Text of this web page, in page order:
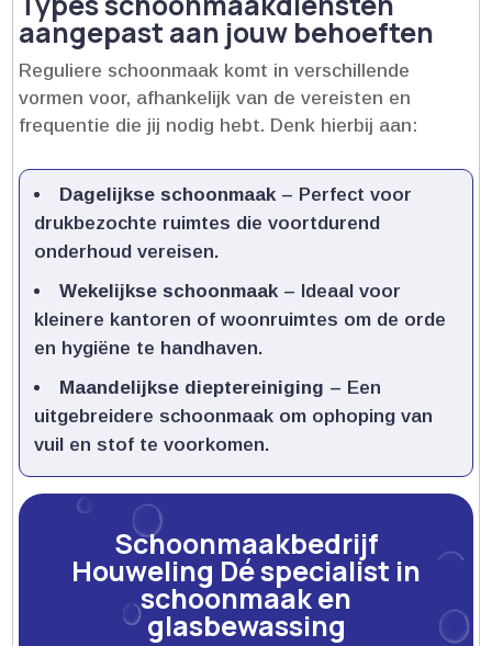
aangepast aan jouw behoeften
Reguliere schoonmaak komt in verschillende
vormen voor, afhankelijk van de vereisten en
frequentie die jij nodig hebt.​ Denk hierbij aan:
Dagelijkse schoonmaak – Perfect voor
drukbezochte ruimtes die voortdurend
onderhoud vereisen.​
Wekelijkse schoonmaak – Ideaal voor
kleinere kantoren of woonruimtes om de orde
en hygiëne te handhaven.​
Maandelijkse dieptereiniging – Een
uitgebreidere schoonmaak om ophoping van
vuil en stof te voorkomen.​
Schoonmaakbedrijf
Houweling Dé specialist in
schoonmaak en
glasbewassing